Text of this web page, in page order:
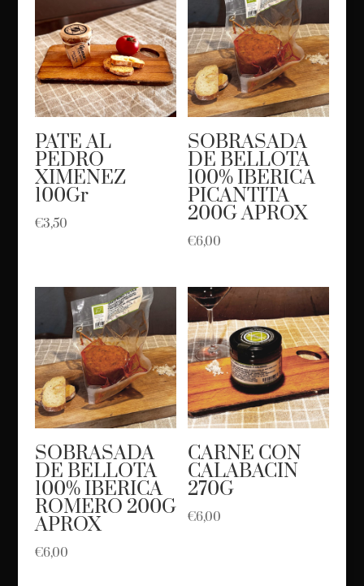
PATE AL
PEDRO
XIMENEZ
100Gr
€3,50
SOBRASADA
DE BELLOTA
100% IBERICA
PICANTITA
200G APROX
€6,00
SOBRASADA
DE BELLOTA
100% IBERICA
ROMERO 200G
APROX
€6,00
CARNE CON
CALABACIN
270G
€6,00